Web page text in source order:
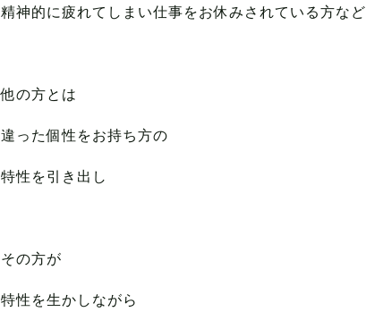
精神的に疲れてしまい仕事をお休みされている方など
他の方とは
違った個性をお持ち方の
特性を引き出し
その方が
特性を生かしながら